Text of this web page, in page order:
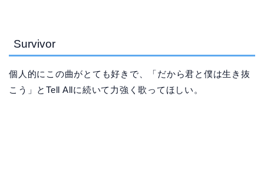
Survivor
個人的にこの曲がとても好きで、「だから君と僕は生き抜
こう」とTell Allに続いて力強く歌ってほしい。